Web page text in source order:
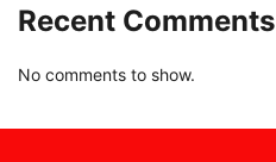
Recent Comments
No comments to show.